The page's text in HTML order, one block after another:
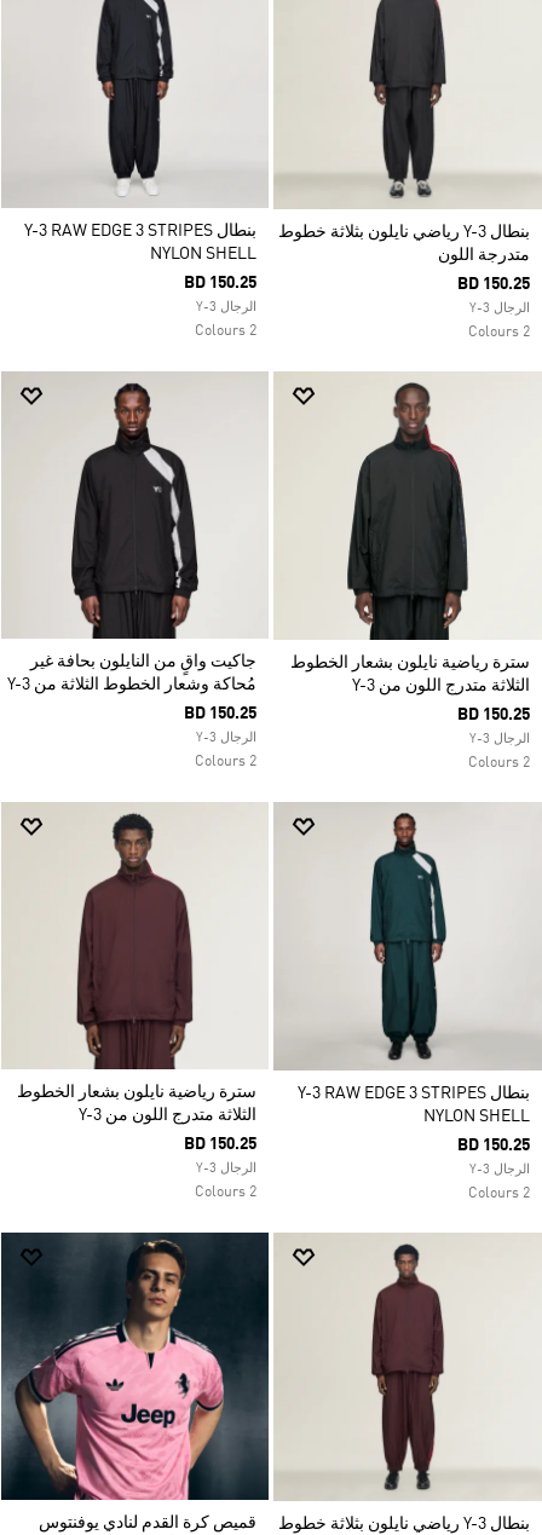
بنطال Y-3 رياضي نايلون بثلاثة خطوط
متدرجة اللون
BD 150.25
الرجال Y-3
2 Colours
بنطال Y-3 RAW EDGE 3 STRIPES
NYLON SHELL
BD 150.25
الرجال Y-3
2 Colours
سترة رياضية نايلون بشعار الخطوط
الثلاثة متدرج اللون من Y-3
BD 150.25
الرجال Y-3
2 Colours
جاكيت واقٍ من النايلون بحافة غير
مُحاكة وشعار الخطوط الثلاثة من Y-3
BD 150.25
الرجال Y-3
2 Colours
بنطال Y-3 RAW EDGE 3 STRIPES
NYLON SHELL
BD 150.25
الرجال Y-3
2 Colours
سترة رياضية نايلون بشعار الخطوط
الثلاثة متدرج اللون من Y-3
BD 150.25
الرجال Y-3
2 Colours
بنطال Y-3 رياضي نايلون بثلاثة خطوط قميص كرة القدم لنادي يوفنتوس